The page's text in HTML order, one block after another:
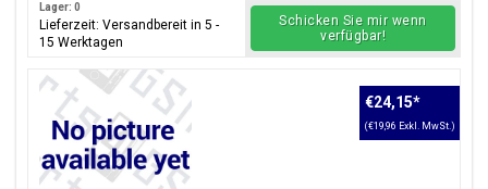
Lager: 0
Lieferzeit: Versandbereit in 5 -
15 Werktagen
Schicken Sie mir wenn
verfügbar!
€24,15*
(€19,96 Exkl. MwSt.)